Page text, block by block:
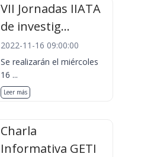
VII Jornadas IIATA
de investig...
2022-11-16 09:00:00
Se realizarán el miércoles
16 ...
Leer más
Charla
Informativa GETI